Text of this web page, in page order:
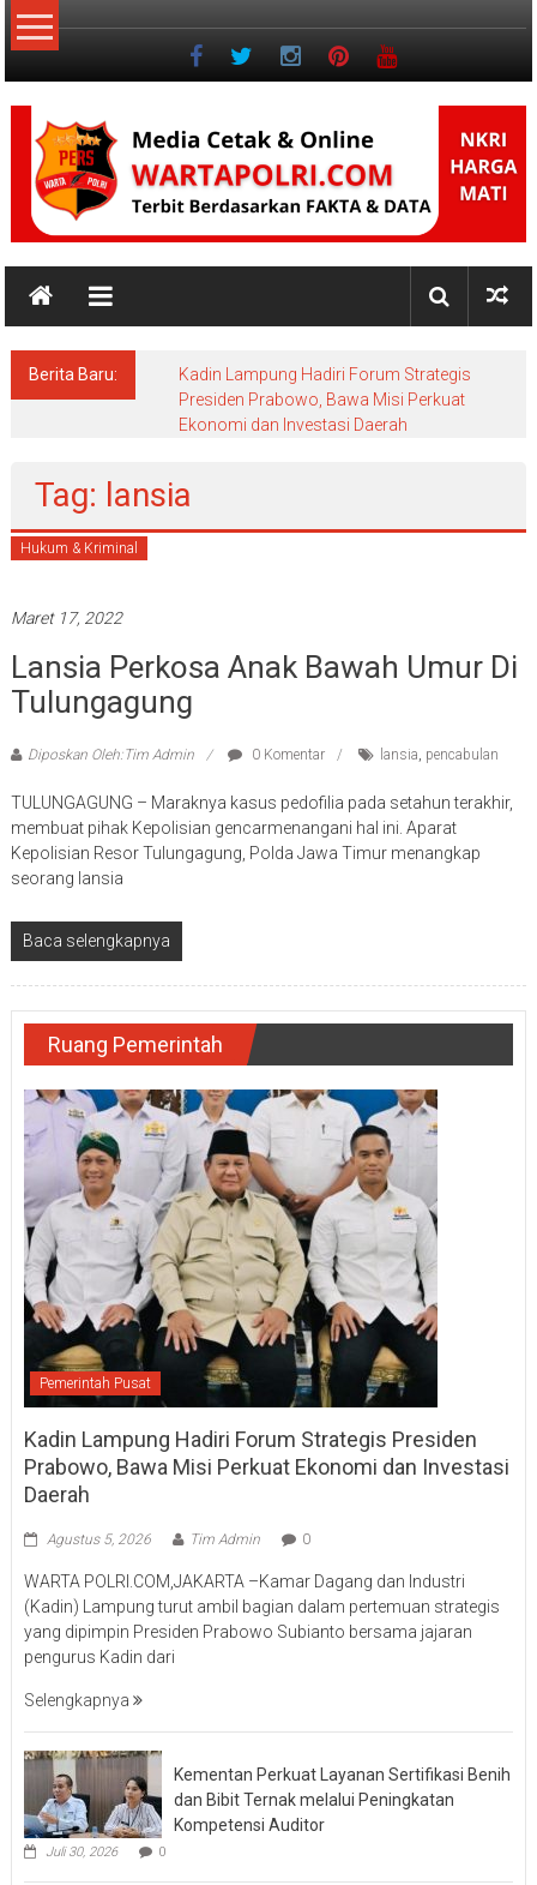
Lompat
ke
NKRI
Jurnalisme
Berita Baru:
Kadin Lampung Hadiri Forum Strategis
Presiden Prabowo, Bawa Misi Perkuat
Ekonomi dan Investasi Daerah
Tag: lansia
Hukum & Kriminal
Maret 17, 2022
Lansia Perkosa Anak Bawah Umur Di
Tulungagung
Diposkan Oleh:Tim Admin 0 Komentar lansia pencabulan
TULUNGAGUNG – Maraknya kasus pedofilia pada setahun terakhir,
membuat pihak Kepolisian gencarmenangani hal ini. Aparat
Kepolisian Resor Tulungagung, Polda Jawa Timur menangkap
seorang lansia
Baca selengkapnya
Ruang Pemerintah
Pemerintah Pusat
Kadin Lampung Hadiri Forum Strategis Presiden
Prabowo, Bawa Misi Perkuat Ekonomi dan Investasi
Daerah
Agustus 5, 2026 Tim Admin 0
WARTA POLRI.COM,JAKARTA –Kamar Dagang dan Industri
(Kadin) Lampung turut ambil bagian dalam pertemuan strategis
yang dipimpin Presiden Prabowo Subianto bersama jajaran
pengurus Kadin dari
Selengkapnya
Kementan Perkuat Layanan Sertifikasi Benih
dan Bibit Ternak melalui Peningkatan
Kompetensi Auditor
Juli 30, 2026 0